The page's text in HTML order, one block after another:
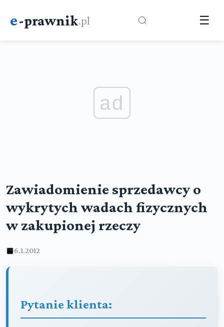
e-prawnik.pl ☰
ad
Zawiadomienie sprzedawcy o
wykrytych wadach fizycznych
w zakupionej rzeczy
6.1.2012
Pytanie klienta: